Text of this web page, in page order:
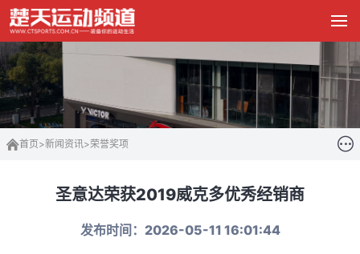
首页>新闻资讯>荣誉奖项
圣意达荣获2019威克多优秀经销商
发布时间：2026-05-11 16:01:44